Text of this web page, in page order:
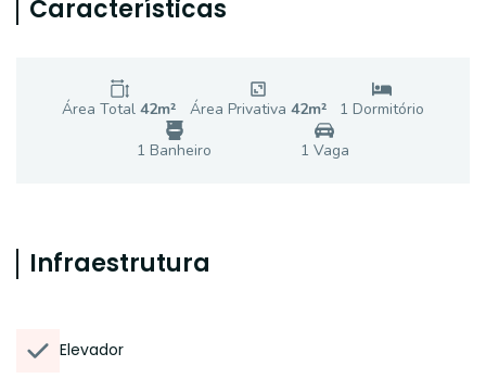
Características
Área Total 42m² Área Privativa 42m² 1 Dormitório
1 Banheiro 1 Vaga
Infraestrutura
Elevador